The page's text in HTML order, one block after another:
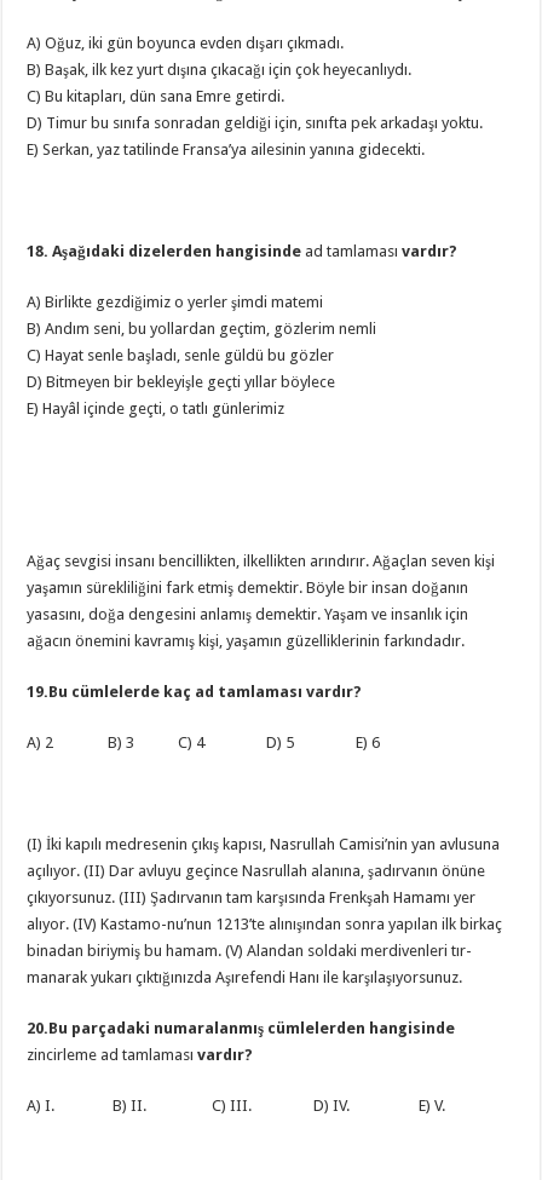
A) Oğuz, iki gün boyunca evden dışarı çıkmadı.
B) Başak, ilk kez yurt dışına çıkacağı için çok heyecanlıydı.
C) Bu kitapları, dün sana Emre getirdi.
D) Timur bu sınıfa sonradan geldiği için, sınıfta pek arkadaşı yoktu.
E) Serkan, yaz tatilinde Fransa’ya ailesinin yanına gidecekti.
18. Aşağıdaki dizelerden hangisinde ad tamlamasıvardır?
A) Birlikte gezdiğimiz o yerler şimdi matemi
B) Andım seni, bu yollardan geçtim, gözlerim nemli
C) Hayat senle başladı, senle güldü bu gözler
D) Bitmeyen bir bekleyişle geçti yıllar böylece
E) Hayâl içinde geçti, o tatlı günlerimiz
Ağaç sevgisi insanı bencillikten, ilkellikten arındırır. Ağaçlan seven kişi
yaşamın sürekliliğini fark etmiş demektir. Böyle bir insan doğanın
yasasını, doğa dengesini anlamış demektir. Yaşam ve insanlık için
ağacın önemini kavramış kişi, yaşamın güzelliklerinin farkındadır.
19.Bu cümlelerde kaç ad tamlaması vardır?
A) 2 B) 3 C) 4 D) 5 E) 6
(I) İki kapılı medresenin çıkış kapısı, Nasrullah Camisi’nin yan avlusuna
açılıyor. (II) Dar avluyu geçince Nasrullah alanına, şadırvanın önüne
çıkıyorsunuz. (III) Şadırvanın tam karşısında Frenkşah Hamamı yer
alıyor. (IV) Kastamo-nu’nun 1213’te alınışından sonra yapılan ilk birkaç
binadan biriymiş bu hamam. (V) Alandan soldaki merdivenleri tır-
manarak yukarı çıktığınızda Aşırefendi Hanı ile karşılaşıyorsunuz.
20.Bu parçadaki numaralanmış cümlelerden hangisinde
zincirleme ad tamlamasıvardır?
A) I. B) II. C) III. D) IV. E) V.